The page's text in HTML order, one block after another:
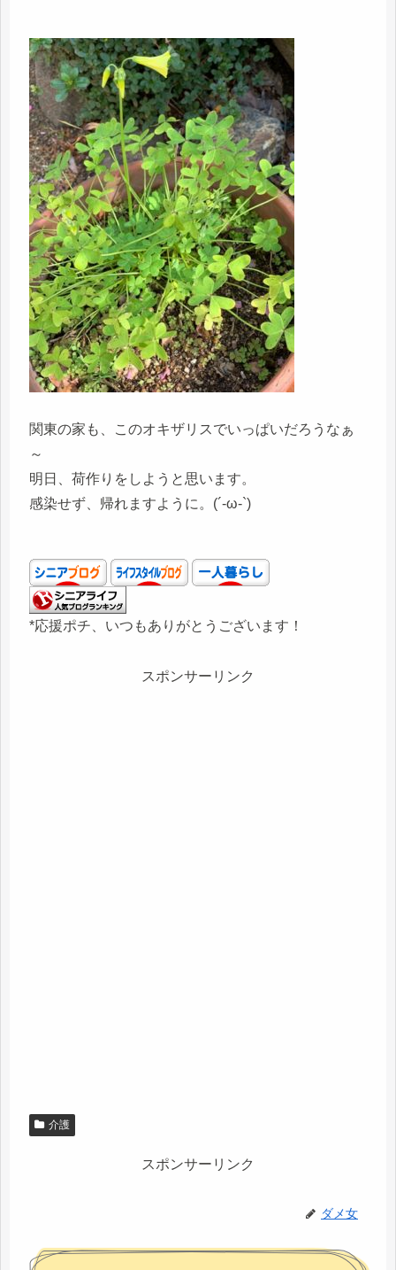
関東の家も、このオキザリスでいっぱいだろうなぁ
～
明日、荷作りをしようと思います。
感染せず、帰れますように。(´-ω-`)
*応援ポチ、いつもありがとうございます！
スポンサーリンク
介護
スポンサーリンク
ダメ女